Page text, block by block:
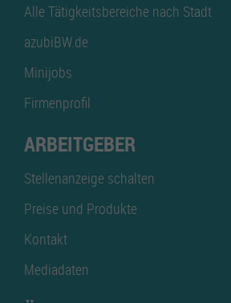
Alle Tätigkeitsbereiche nach Stadt
azubiBW.de
Minijobs
Firmenprofil
ARBEITGEBER
Stellenanzeige schalten
Preise und Produkte
Kontakt
Mediadaten